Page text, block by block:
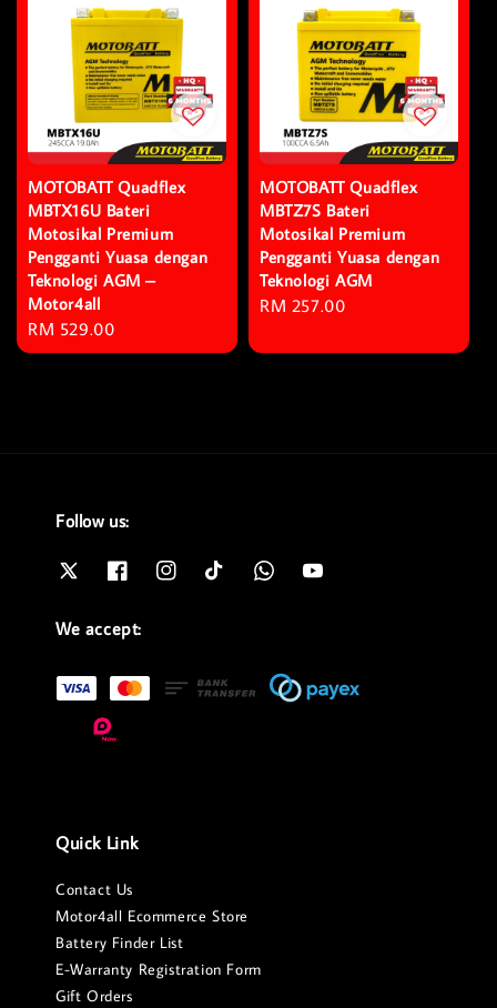
MOTOBATT Quadflex
MBTX16U Bateri
Motosikal Premium
Pengganti Yuasa dengan
Teknologi AGM –
Motor4all
Regular
price
RM 529.00
MOTOBATT Quadflex
MBTZ7S Bateri
Motosikal Premium
Pengganti Yuasa dengan
Teknologi AGM
Regular
RM 257.00
Follow us:
We accept:
Quick Link
Contact Us
Motor4all Ecommerce Store
Battery Finder List
E-Warranty Registration Form
Gift Orders